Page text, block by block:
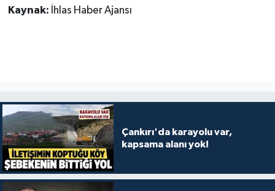
Kaynak: İhlas Haber Ajansı
Çankırı'da karayolu var,
kapsama alanı yok!